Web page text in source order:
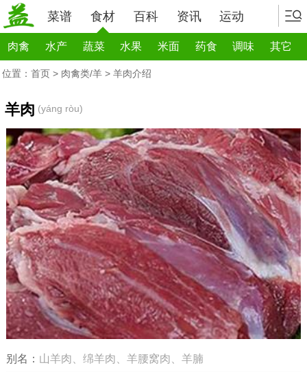
菜谱 食材 百科 资讯 运动
肉禽 水产 蔬菜 水果 米面 药食 调味 其它
位置： 首页 > 肉禽类/羊 > 羊肉介绍
羊肉 (yáng ròu)
别名： 山羊肉、绵羊肉、羊腰窝肉、羊腩